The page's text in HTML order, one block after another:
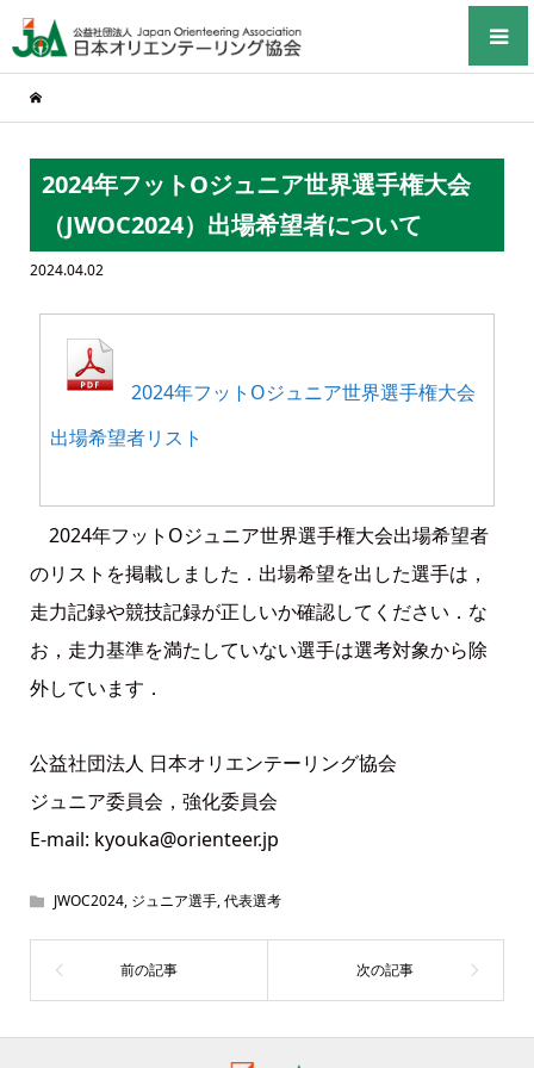
2024年フットOジュニア世界選手権大会
（JWOC2024）出場希望者について
2024.04.02
2024年フットOジュニア世界選手権大会
出場希望者リスト
2024年フットOジュニア世界選手権大会出場希望者
のリストを掲載しました．出場希望を出した選手は，
走力記録や競技記録が正しいか確認してください．な
お，走力基準を満たしていない選手は選考対象から除
外しています．
公益社団法人 日本オリエンテーリング協会
ジュニア委員会，強化委員会
E-mail: kyouka@orienteer.jp
JWOC2024, ジュニア選手,代表選考